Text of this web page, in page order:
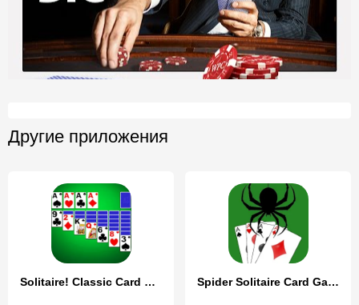
Другие приложения
Solitaire! Classic Card Games Spider Solitaire Card Game Fun